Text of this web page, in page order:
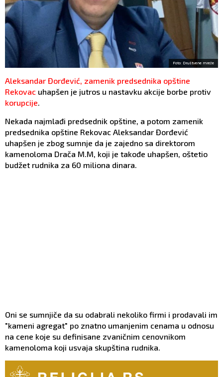
Foto: Društvene mreže
Aleksandar Đorđević, zamenik predsednika opštine
Rekovac uhapšen je jutros u nastavku akcije borbe protiv
korupcije.
Nekada najmlađi predsednik opštine, a potom zamenik
predsednika opštine Rekovac Aleksandar Đorđević
uhapšen je zbog sumnje da je zajedno sa direktorom
kamenoloma Drača M.M, koji je takođe uhapšen, oštetio
budžet rudnika za 60 miliona dinara.
Oni se sumnjiče da su odabrali nekoliko firmi i prodavali im
"kameni agregat" po znatno umanjenim cenama u odnosu
na cene koje su definisane zvaničnim cenovnikom
kamenoloma koji usvaja skupština rudnika.